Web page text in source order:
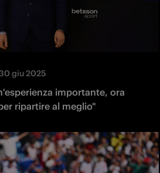
giu 2025
importante, ora
ripartire al meglio"